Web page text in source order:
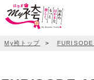
My袴トップ ＞